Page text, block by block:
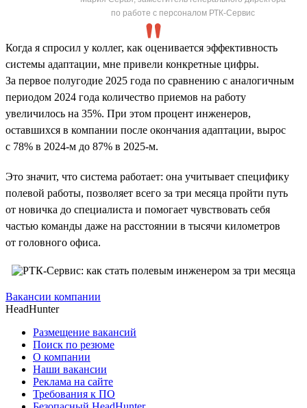
по работе с персоналом РТК-Сервис
Когда я спросил у коллег, как оценивается эффективность
системы адаптации, мне привели конкретные цифры.
За первое полугодие 2025 года по сравнению с аналогичным
периодом 2024 года количество приемов на работу
увеличилось на 35%. При этом процент инженеров,
оставшихся в компании после окончания адаптации, вырос
с 78% в 2024-м до 87% в 2025-м.
Это значит, что система работает: она учитывает специфику
полевой работы, позволяет всего за три месяца пройти путь
от новичка до специалиста и помогает чувствовать себя
частью команды даже на расстоянии в тысячи километров
от головного офиса.
Вакансии компании
HeadHunter
Размещение вакансий
Поиск по резюме
О компании
Наши вакансии
Реклама на сайте
Требования к ПО